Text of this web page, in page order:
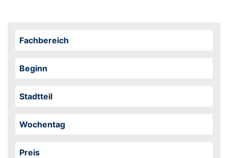
Fachbereich
Beginn
Stadtteil
Wochentag
Preis